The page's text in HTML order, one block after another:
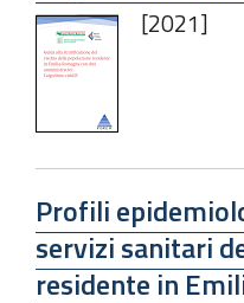
[2021]
Profili
servizi sanitari
residente in